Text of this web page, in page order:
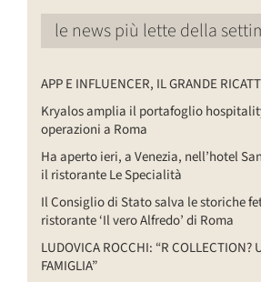
le news più lette della
APP E INFLUENCER, IL GRANDE
Kryalos amplia il portafoglio
operazioni a Roma
Ha aperto ieri, a Venezia, nell’hotel
il ristorante Le Specialità
Il Consiglio di Stato salva le storiche
ristorante ‘Il vero Alfredo’ di Roma
LUDOVICA ROCCHI: “R COLLECTION?
FAMIGLIA”